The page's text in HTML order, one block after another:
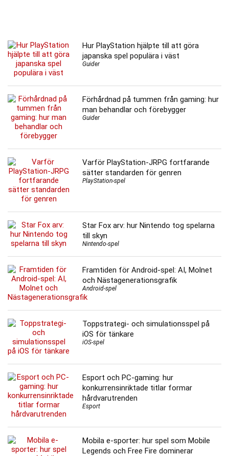
Hur PlayStation hjälpte till att göra
japanska spel populära i väst
Guider
Förhårdnad på tummen från gaming: hur
man behandlar och förebygger
Guider
Varför PlayStation-JRPG fortfarande
sätter standarden för genren
PlayStation-spel
Star Fox arv: hur Nintendo tog spelarna
till skyn
Nintendo-spel
Framtiden för Android-spel: AI, Molnet
och Nästagenerationsgrafik
Android-spel
Toppstrategi- och simulationsspel på
iOS för tänkare
iOS-spel
Esport och PC-gaming: hur
konkurrensinriktade titlar formar
hårdvarutrenden
Esport
Mobila e-sporter: hur spel som Mobile
Legends och Free Fire dominerar